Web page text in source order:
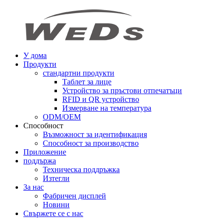
У дома
Продукти
стандартни продукти
Таблет за лице
Устройство за пръстови отпечатъци
RFID и QR устройство
Измерване на температура
ODM/OEM
Способност
Възможност за идентификация
Способност за производство
Приложение
поддържа
Техническа поддръжка
Изтегли
За нас
Фабричен дисплей
Новини
Свържете се с нас